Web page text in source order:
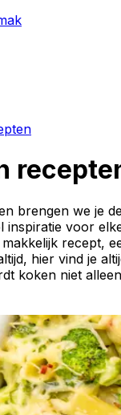
brengen we je
inspiratie voor
recept,
hier vind je
koken niet